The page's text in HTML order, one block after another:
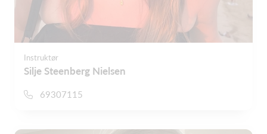
Instruktør
Silje Steenberg Nielsen
69307115